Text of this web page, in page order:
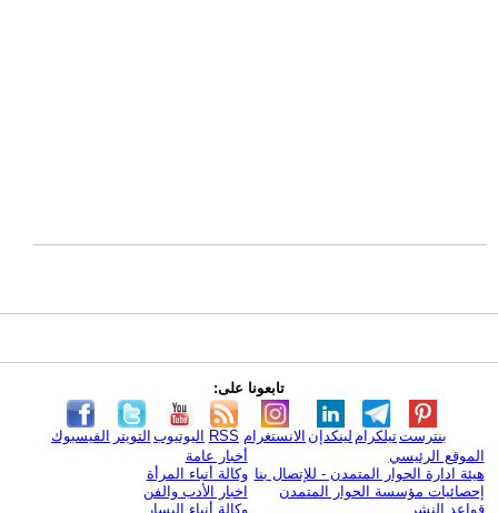
تابعونا على:
الفيسبوك التويتر اليوتيوب RSS الانستغرام لينكدإن تيلكرامبنترست
الموقع الرئيسي
هيئة ادارة الحوار المتمدن - للإتصال بنا
إحصائيات مؤسسة الحوار المتمدن
قواعد النشر
أخبار عامة
وكالة أنباء المرأة
اخبار الأدب والفن
وكالة أنباء اليسار